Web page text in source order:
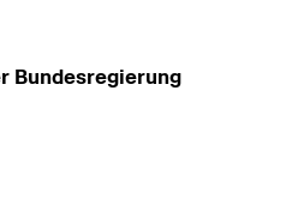
Bun­des­re­gie­rung